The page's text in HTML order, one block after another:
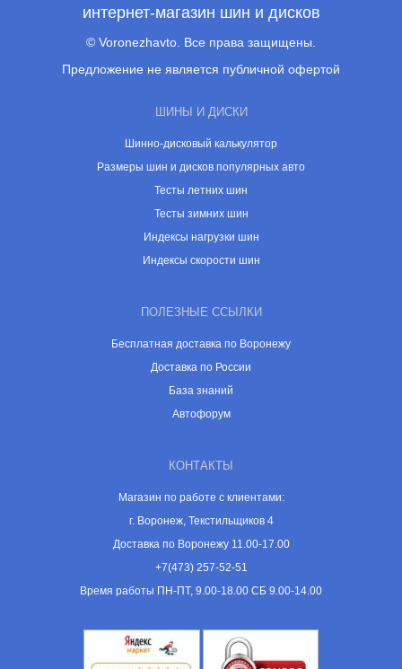
интернет-магазин шин и дисков
© Voronezhavto. Все права защищены.
Предложение не является публичной офертой
ШИНЫ И ДИСКИ
Шинно-дисковый калькулятор
Размеры шин и дисков популярных авто
Тесты летних шин
Тесты зимних шин
Индексы нагрузки шин
Индексы скорости шин
ПОЛЕЗНЫЕ ССЫЛКИ
Бесплатная доставка по Воронежу
Доставка по России
База знаний
Автофорум
КОНТАКТЫ
Магазин по работе с клиентами:
г. Воронеж, Текстильщиков 4
Доставка по Воронежу 11.00-17.00
+7(473) 257-52-51
Время работы ПН-ПТ, 9.00-18.00 СБ 9.00-14.00